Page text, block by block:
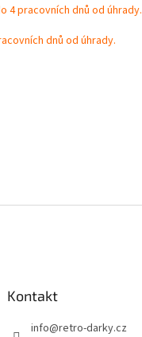
4 pracovních dnů od úhrady.
dnů od úhrady.
Kontakt
info@retro-darky.cz